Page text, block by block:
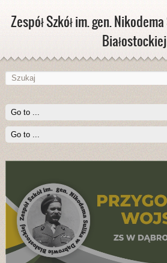
Zespół Szkół im. gen.
Białostockiej